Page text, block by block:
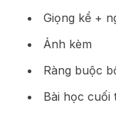
Giọng kể +
Ảnh kèm
Ràng buộc
Bài học cuối